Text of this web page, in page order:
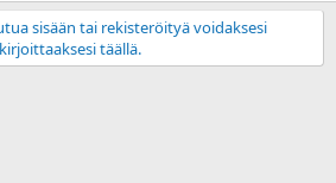
sisään tai rekisteröityä voidaksesi
kirjoittaaksesi täällä.